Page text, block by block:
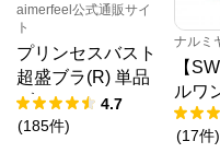
aimerfeel公式通販サイ
ト
プリンセスバスト
超盛ブラ(R) 単品
ブラジャー4.7
(185件)
ナルミ
【
ルワ
(17件)
クロスプラ